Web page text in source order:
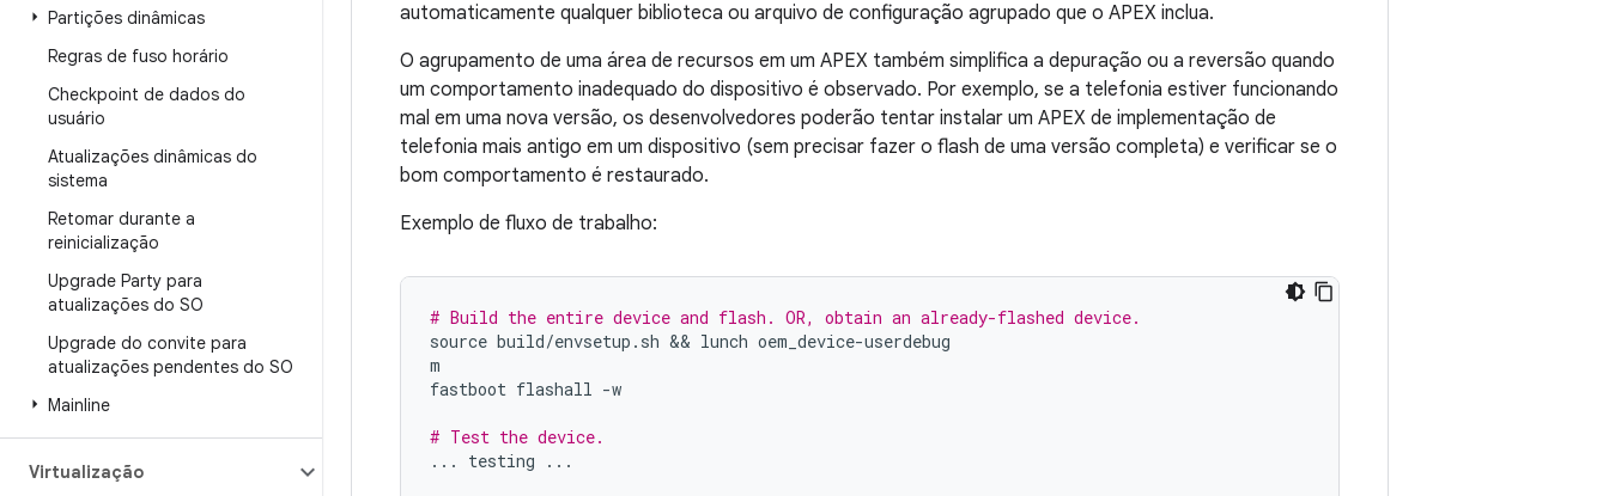
Partições dinâmicas
Regras de fuso horário
Checkpoint de dados do
usuário
Atualizações dinâmicas do
sistema
Retomar durante a
reinicialização
Upgrade Party para
atualizações do SO
Upgrade do convite para
atualizações pendentes do SO
Mainline
Virtualização
automaticamente qualquer biblioteca ou arquivo de configuração agrupado que o APEX inclua.
O agrupamento de uma área de recursos em um APEX também simplifica a depuração ou a reversão quando
um comportamento inadequado do dispositivo é observado. Por exemplo, se a telefonia estiver funcionando
mal em uma nova versão, os desenvolvedores poderão tentar instalar um APEX de implementação de
telefonia mais antigo em um dispositivo (sem precisar fazer o flash de uma versão completa) e verificar se o
bom comportamento é restaurado.
Exemplo de fluxo de trabalho:
# Build the entire device and flash. OR, obtain an already-flashed device.
source build/envsetup . sh && lunch oem_device-userdebug
m
fastboot flashall -w
# Test the device.
...
testing ...